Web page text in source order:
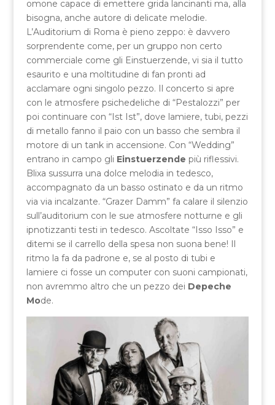
omone capace di emettere grida lancinanti ma, alla
bisogna, anche autore di delicate melodie.
L’Auditorium di Roma è pieno zeppo: è davvero
sorprendente come, per un gruppo non certo
commerciale come gli Einstuerzende, vi sia il tutto
esaurito e una moltitudine di fan pronti ad
acclamare ogni singolo pezzo. Il concerto si apre
con le atmosfere psichedeliche di “Pestalozzi” per
poi continuare con “Ist Ist”, dove lamiere, tubi, pezzi
di metallo fanno il paio con un basso che sembra il
motore di un tank in accensione. Con “Wedding”
entrano in campo gli Einstuerzende più riflessivi.
Blixa sussurra una dolce melodia in tedesco,
accompagnato da un basso ostinato e da un ritmo
via via incalzante. “Grazer Damm” fa calare il silenzio
sull’auditorium con le sue atmosfere notturne e gli
ipnotizzanti testi in tedesco. Ascoltate “Isso Isso” e
ditemi se il carrello della spesa non suona bene! Il
ritmo la fa da padrone e, se al posto di tubi e
lamiere ci fosse un computer con suoni campionati,
non avremmo altro che un pezzo dei Depeche
Mode.